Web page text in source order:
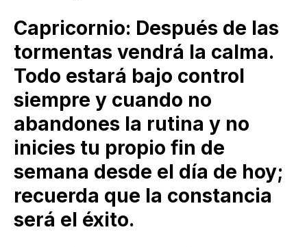
Capricornio: Después de las
tormentas vendrá la calma.
Todo estará bajo control
siempre y cuando no
abandones la rutina y no
inicies tu propio fin de
semana desde el día de hoy;
recuerda que la constancia
será el éxito.